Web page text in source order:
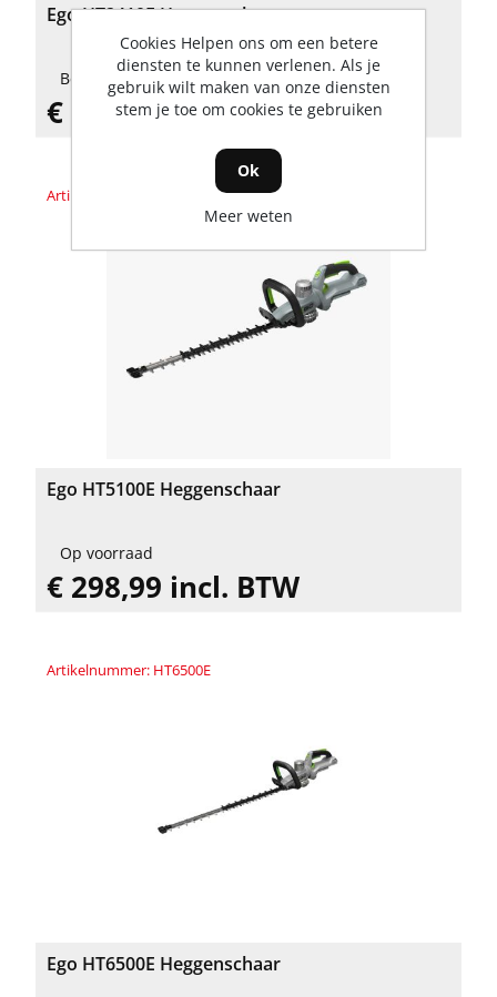
Ego HT2410E Heggenschaar
Beschikbaarheid: 1 Op voorraad
€ 239,00 incl. BTW
Artikelnummer: HT5100E
Ego HT5100E Heggenschaar
Op voorraad
€ 298,99 incl. BTW
Artikelnummer: HT6500E
Ego HT6500E Heggenschaar
Cookies Helpen ons om een betere
diensten te kunnen verlenen. Als je
gebruik wilt maken van onze diensten
stem je toe om cookies te gebruiken
Ok
Meer weten